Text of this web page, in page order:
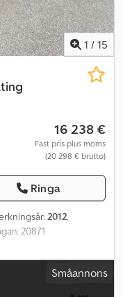
1 / 15
16 238 €
Fast pris plus moms
(20 298 € brutto)
Ringa
2012,
20871
(kan öka något) -
Sommardäck ingår -
utförd av ägaren
-
Småannons